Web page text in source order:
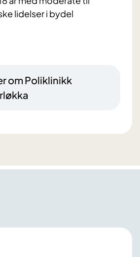
lidelser i bydel
om Poliklinikk